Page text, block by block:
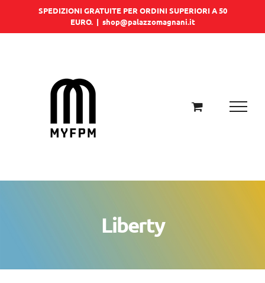
SPEDIZIONI GRATUITE PER ORDINI SUPERIORI A 50
EURO. | shop@palazzomagnani.it
Liberty